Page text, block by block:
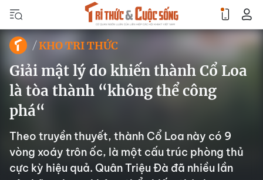
KHO TRI THỨC
Giải mật lý do khiến thành Cổ Loa
là tòa thành “không thể công
phá“
Theo truyền thuyết, thành Cổ Loa này có 9
vòng xoáy trôn ốc, là một cấu trúc phòng thủ
cực kỳ hiệu quả. Quân Triệu Đà đã nhiều lần